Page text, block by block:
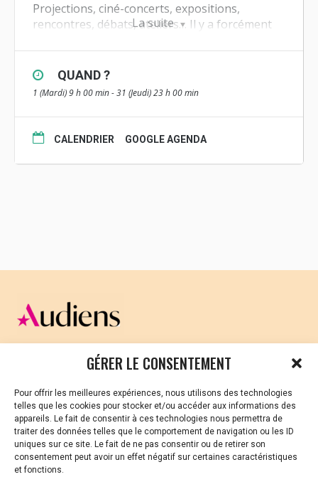
GÉRER LE CONSENTEMENT
Pour offrir les meilleures expériences, nous utilisons des technologies
telles que les cookies pour stocker et/ou accéder aux informations des
appareils. Le fait de consentir à ces technologies nous permettra de
traiter des données telles que le comportement de navigation ou les ID
uniques sur ce site. Le fait de ne pas consentir ou de retirer son
consentement peut avoir un effet négatif sur certaines caractéristiques
et fonctions.
La suite
Projections, ciné-concerts, expositions,
rencontres, débats, ateliers… Il y a forcément
découvrir une des multiples facettes du cinéma
d’animation ! Les cinémas, médiathèques,
écoles et bibliothèques ont concocté des
programmes pour les petits et les grands afin
de faire profiter du cinéma d’animation partout
en France et dans le monde !
QUAND ?
1 (Mardi) 9 h 00 min - 31 (Jeudi) 23 h 00 min
CALENDRIER GOOGLE AGENDA
CELLULE D’ÉCOUTE ET DE SOUTIEN PSYCHOLOGIQUE ET
Vous avez été témoin ou vous êtes victime de VSS ? Ou
vous êtes référent·es harcèlement en besoin de soutien
ou d’informations ?
01 87 20 30 90